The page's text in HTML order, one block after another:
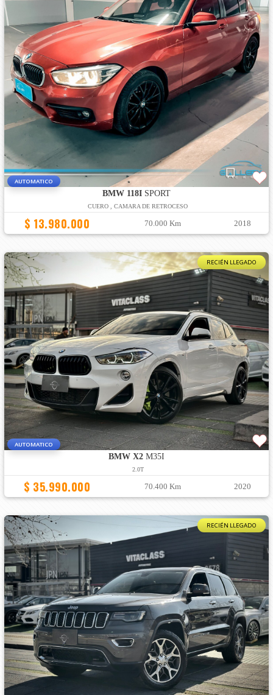
AUTOMATICO
BMW 118ISPORT
CUERO , CAMARA DE RETROCESO
$ 13.980.000 70.000 Km 2018
RECIÉN LLEGADO
AUTOMATICO
BMW X2M35I
2.0T
$ 35.990.000 70.400 Km 2020
RECIÉN LLEGADO